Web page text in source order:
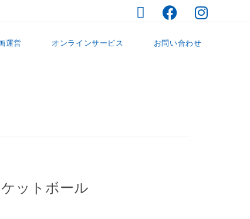
運営 オンラインサービス お問い合わせ
ットボール